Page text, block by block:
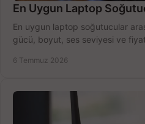
En Uygun Laptop
En uygun laptop soğutucular
gücü, boyut, ses seviyesi ve
6 Temmuz 2026